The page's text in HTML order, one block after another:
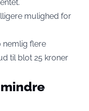
mulighed for
nemlig flere
til blot 25 kroner